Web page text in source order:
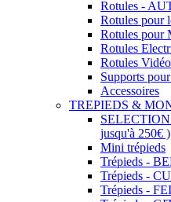
Rotules -
Rotules pour
Rotules pour
Rotules
Rotules Vidéo
Supports
Accessoires
TREPIEDS &
jusqu'à 250€ )
Mini trépieds
Trépieds -
Trépieds -
Trépieds -